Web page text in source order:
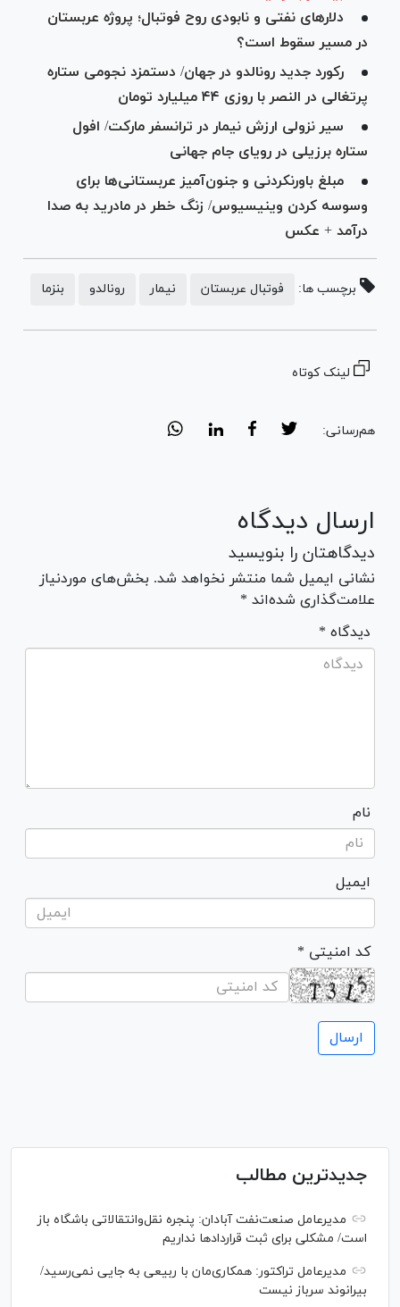
دلار‌های نفتی و نابودی روح فوتبال؛ پروژه عربستان
در مسیر سقوط است؟
رکورد جدید رونالدو در جهان/ دستمزد نجومی ستاره
پرتغالی در النصر با روزی ۴۴ میلیارد تومان
سیر نزولی ارزش نیمار در ترانسفر مارکت/ افول
ستاره برزیلی در رویای جام جهانی
مبلغ باورنکردنی و جنون‌آمیز عربستانی‌ها برای
وسوسه کردن وینیسیوس/ زنگ خطر در مادرید به صدا
درآمد + عکس
برچسب ها: فوتبال عربستان نیمار رونالدو بنزما
لینک کوتاه
هم‌رسانی:
ارسال دیدگاه
دیدگاهتان را بنویسید
نشانی ایمیل شما منتشر نخواهد شد. بخش‌های موردنیاز
علامت‌گذاری شده‌اند *
* دیدگاه
نام
ایمیل
* کد امنیتی
جدیدترین مطالب
مدیرعامل صنعت‌نفت آبادان: پنجره نقل‌وانتقالاتی باشگاه باز
است/ مشکلی برای ثبت قرارداد‌ها نداریم
مدیرعامل تراکتور: همکاری‌مان با ربیعی به جایی نمی‌رسید/
بیرانوند سرباز نیست